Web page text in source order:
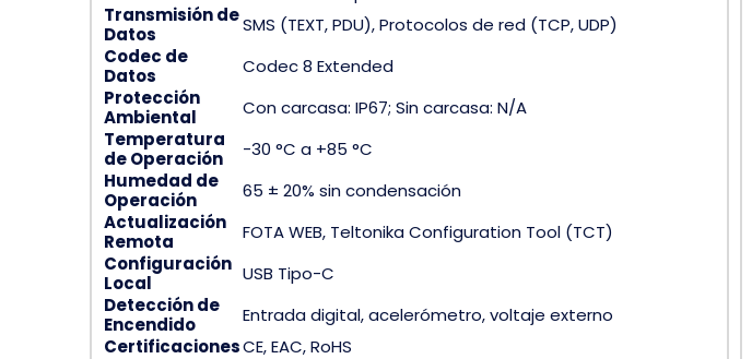
Transmisión de
Datos
SMS (TEXT, PDU), Protocolos de red (TCP, UDP)
Codec de
Datos
Codec 8 Extended
Protección
Ambiental
Con carcasa: IP67; Sin carcasa: N/A
Temperatura
de Operación
-30 °C a +85 °C
Humedad de
Operación
65 ± 20% sin condensación
Actualización
Remota
FOTA WEB, Teltonika Configuration Tool (TCT)
Configuración
Local
USB Tipo-C
Detección de
Encendido
Entrada digital, acelerómetro, voltaje externo
CertificacionesCE, EAC, RoHS